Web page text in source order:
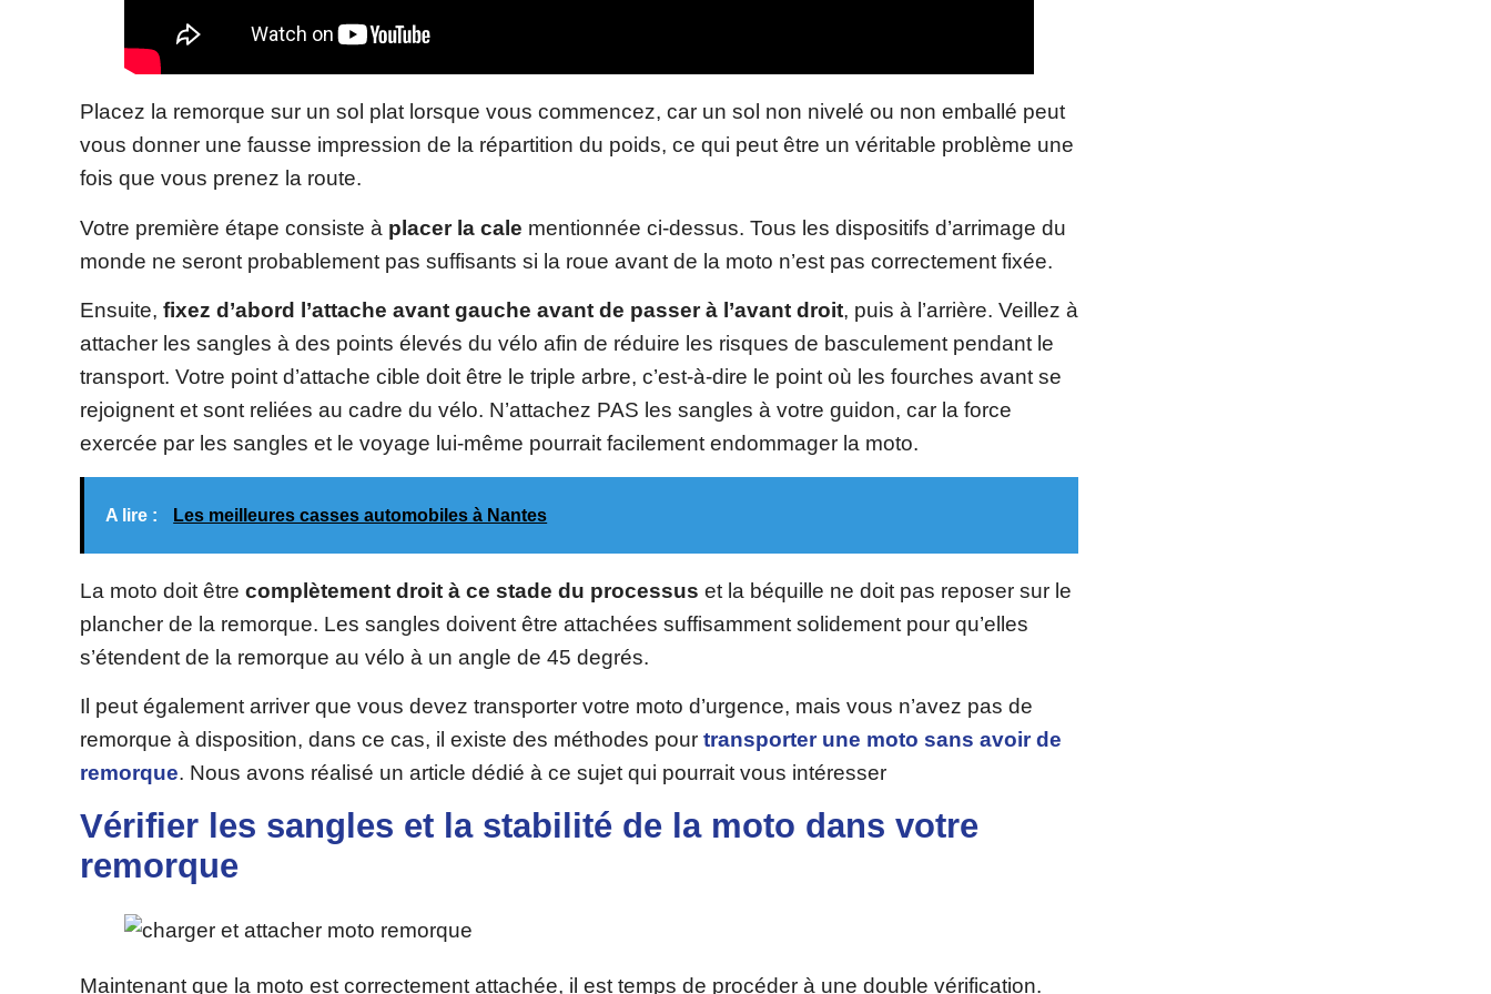
Placez la remorque sur un sol plat lorsque vous commencez, car un sol non nivelé ou non emballé peut
vous donner une fausse impression de la répartition du poids, ce qui peut être un véritable problème une
fois que vous prenez la route.
Votre première étape consiste à placer la cale mentionnée ci-dessus. Tous les dispositifs d’arrimage du
monde ne seront probablement pas suffisants si la roue avant de la moto n’est pas correctement fixée.
Ensuite, fixez d’abord l’attache avant gauche avant de passer à l’avant droit, puis à l’arrière. Veillez à
attacher les sangles à des points élevés du vélo afin de réduire les risques de basculement pendant le
transport. Votre point d’attache cible doit être le triple arbre, c’est-à-dire le point où les fourches avant se
rejoignent et sont reliées au cadre du vélo. N’attachez PAS les sangles à votre guidon, car la force
exercée par les sangles et le voyage lui-même pourrait facilement endommager la moto.
A lire : Les meilleures casses automobiles à Nantes
La moto doit être complètement droit à ce stade du processus et la béquille ne doit pas reposer sur le
plancher de la remorque. Les sangles doivent être attachées suffisamment solidement pour qu’elles
s’étendent de la remorque au vélo à un angle de 45 degrés.
Il peut également arriver que vous devez transporter votre moto d’urgence, mais vous n’avez pas de
remorque à disposition, dans ce cas, il existe des méthodes pour transporter une moto sans avoir de
remorque. Nous avons réalisé un article dédié à ce sujet qui pourrait vous intéresser
Vérifier les sangles et la stabilité de la moto dans votre
remorque
Maintenant que la moto est correctement attachée, il est temps de procéder à une double vérification.